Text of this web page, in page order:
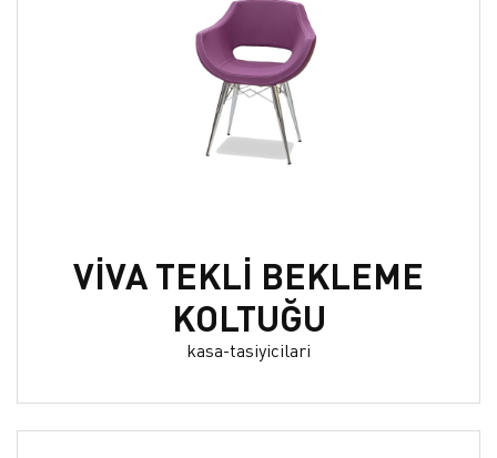
VİVA TEKLİ BEKLEME
KOLTUĞU
kasa-tasiyicilari